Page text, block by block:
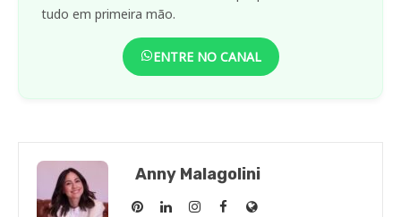
tudo em primeira mão.
ENTRE NO CANAL
Anny Malagolini
AnnyAnnyAnnyAnnySite